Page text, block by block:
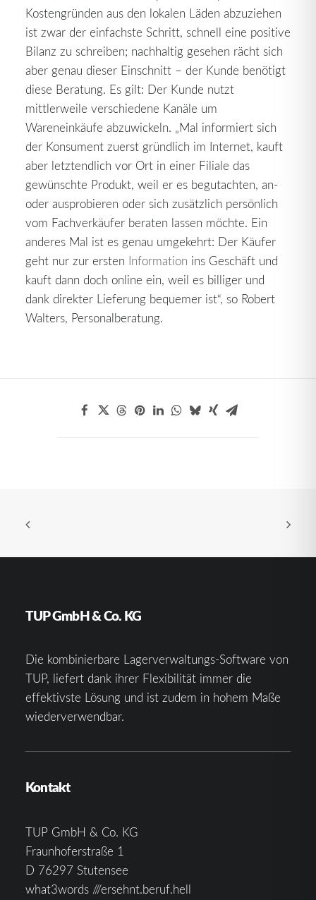
Kostengründen aus den lokalen Läden abzuziehen
ist zwar der einfachste Schritt, schnell eine positive
Bilanz zu schreiben; nachhaltig gesehen rächt sich
aber genau dieser Einschnitt – der Kunde benötigt
diese Beratung. Es gilt: Der Kunde nutzt
mittlerweile verschiedene Kanäle um
Wareneinkäufe abzuwickeln. „Mal informiert sich
der Konsument zuerst gründlich im Internet, kauft
aber letztendlich vor Ort in einer Filiale das
gewünschte Produkt, weil er es begutachten, an-
oder ausprobieren oder sich zusätzlich persönlich
vom Fachverkäufer beraten lassen möchte. Ein
anderes Mal ist es genau umgekehrt: Der Käufer
geht nur zur ersten Information ins Geschäft und
kauft dann doch online ein, weil es billiger und
dank direkter Lieferung bequemer ist“, so Robert
Walters, Personalberatung.
TUP GmbH & Co. KG
Die kombinierbare Lagerverwaltungs-Software von
TUP, liefert dank ihrer Flexibilität immer die
effektivste Lösung und ist zudem in hohem Maße
wiederverwendbar.
Kontakt
TUP GmbH & Co. KG
Fraunhoferstraße 1
D 76297 Stutensee
what3words ///ersehnt.beruf.hell